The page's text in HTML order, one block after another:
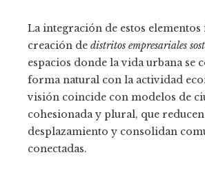
La integración de estos elementos
creación de distritos empresariales
espacios donde la vida urbana se
forma natural con la actividad
visión coincide con modelos de
cohesionada y plural, que
desplazamiento y consolidan
conectadas.